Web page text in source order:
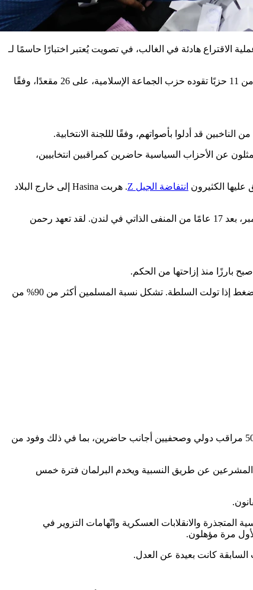
الاقتراع هادئة في الغالب، في تصويت يُعتبر اختبارًا حاسمًا لـ
أظهرت projections أن التحالف الذي تقوده حزب بنغلاديش الوطني، أو BNP، تصدر بـ 85 مقعدًا، بينما حصل منافسه الرئيسي، وهو تحالف مكون من 11 حزبًا تقوده حزب الجماعة الإسلامية، على 26 مقعدًا، وفقًا
عن الأحزاب السياسية حاضرين كمراقبين انتخابيين،
عليها الكثيرون انتفاضة الجيل Z
. هربت Hasina إلى خارج البلاد
وعاد إلى بنغلاديش في ديسمبر، بعد 17 عامًا من المنفى الذاتي في لندن. لقد تعهد رحمن
، من أن الحريات الاجتماعية قد تتعرض للضغط إذا تولت السلطة. تشكل نسبة المسلمين أكثر من 90% من
قال يونس، الحائز على جائزة نوبل للسلام، إن الحكومة المؤقتة ملتزمة بإجراء انتخابات نزيهة وشفافة. كجزء من هذه الجهود، كان هناك حوالي 500 مراقب دولي وصحفيين أجانب حاضرين، بما في ذلك وفود من
فردية و50 مقعدًا مخصصًا للنساء. يتم اختيار المشرعين عن طريق النسبية ويخدم البرلمان فترة خمس
من باكستان، عبر الأحزاب السياسية المتجذرة والانقلابات العسكرية واتّهامات التزوير في